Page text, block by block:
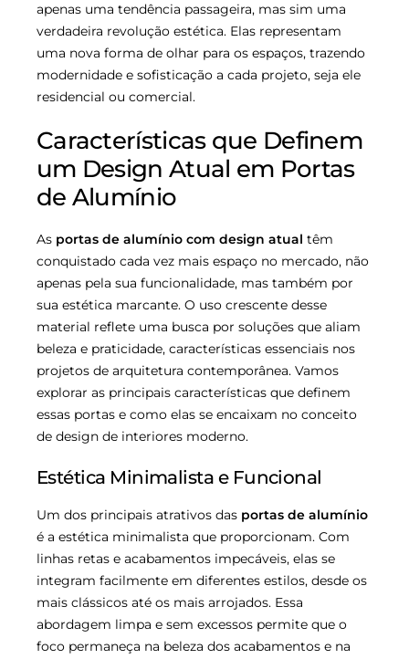
apenas uma tendência passageira, mas sim uma
verdadeira revolução estética. Elas representam
uma nova forma de olhar para os espaços, trazendo
modernidade e sofisticação a cada projeto, seja ele
residencial ou comercial.
Características que Definem
um Design Atual em Portas
de Alumínio
As portas de alumínio com design atual têm
conquistado cada vez mais espaço no mercado, não
apenas pela sua funcionalidade, mas também por
sua estética marcante. O uso crescente desse
material reflete uma busca por soluções que aliam
beleza e praticidade, características essenciais nos
projetos de arquitetura contemporânea. Vamos
explorar as principais características que definem
essas portas e como elas se encaixam no conceito
de design de interiores moderno.
Estética Minimalista e Funcional
Um dos principais atrativos das portas de alumínio
é a estética minimalista que proporcionam. Com
linhas retas e acabamentos impecáveis, elas se
integram facilmente em diferentes estilos, desde os
mais clássicos até os mais arrojados. Essa
abordagem limpa e sem excessos permite que o
foco permaneça na beleza dos acabamentos e na